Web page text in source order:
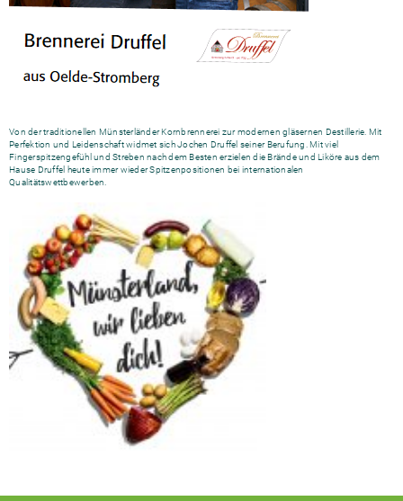
Von der traditionellen Münsterländer Kornbrennerei zur modernen gläsernen Destillerie. Mit
Perfektion und Leidenschaft widmet sich Jochen Druffel seiner Berufung. Mit viel
Fingerspitzengefühl und Streben nach dem Besten erzielen die Brände und Liköre aus dem
Hause Druffel heute immer wieder Spitzenpositionen bei internationalen
Qualitätswettbewerben.